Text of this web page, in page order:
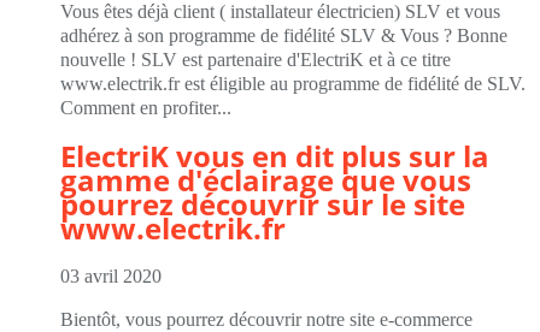
Vous êtes déjà client ( installateur électricien) SLV et vous
adhérez à son programme de fidélité SLV & Vous ? Bonne
nouvelle ! SLV est partenaire d'ElectriK et à ce titre
www.electrik.fr est éligible au programme de fidélité de SLV.
Comment en profiter...
ElectriK vous en dit plus sur la
gamme d'éclairage que vous
pourrez découvrir sur le site
www.electrik.fr
03 avril 2020
Bientôt, vous pourrez découvrir notre site e-commerce